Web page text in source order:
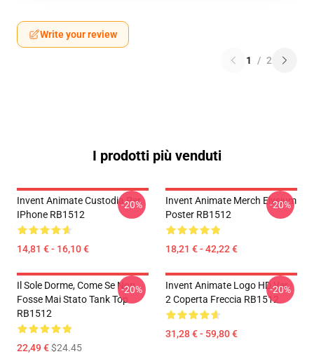
Write your review
1 / 2
I prodotti più venduti
Invent Animate Custodia Per
IPhone RB1512
14,81 € - 16,10 €
-20%
Invent Animate Merch Elysium
Poster RB1512
18,21 € - 42,22 €
-20%
Il Sole Dorme, Come Se Non
Fosse Mai Stato Tank Top
RB1512
22,49 €$24.45
-20%
Invent Animate Logo HD Ver.
2 Coperta Freccia RB1512
31,28 € - 59,80 €
-20%